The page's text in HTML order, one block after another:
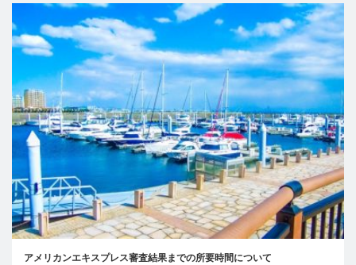
アメリカンエキスプレス審査結果までの所要時間について